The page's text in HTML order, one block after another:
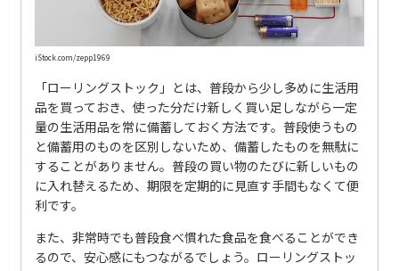
iStock.com/zepp1969
「ローリングストック」とは、普段から少し多めに生活用
品を買っておき、使った分だけ新しく買い足しながら一定
量の生活用品を常に備蓄しておく方法です。普段使うもの
と備蓄用のものを区別しないため、備蓄したものを無駄に
することがありません。普段の買い物のたびに新しいもの
に入れ替えるため、期限を定期的に見直す手間もなくて便
利です。
また、非常時でも普段食べ慣れた食品を食べることができ
るので、安心感にもつながるでしょう。ローリングストッ